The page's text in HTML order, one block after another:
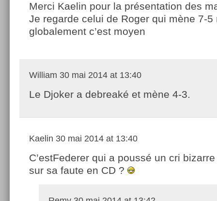
Merci Kaelin pour la présentation des
Je regarde celui de Roger qui mène 7-5
globalement c’est moyen
William 30 mai 2014 at 13:40
Le Djoker a debreaké et mène 4-3.
Kaelin 30 mai 2014 at 13:40
C’estFederer qui a poussé un cri
sur sa faute en CD ?